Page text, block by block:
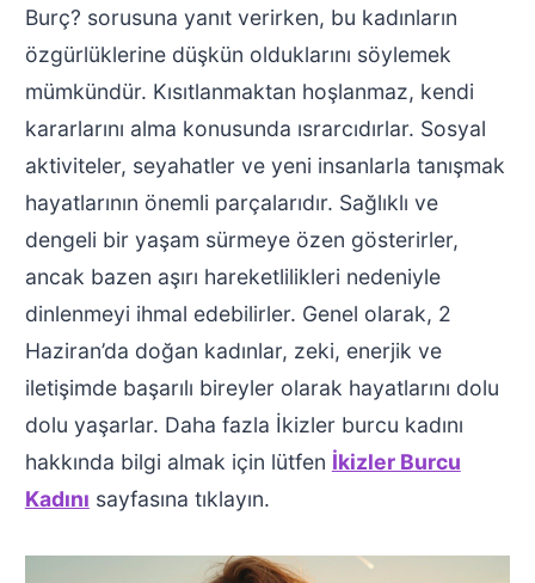
Burç? sorusuna yanıt verirken, bu kadınların
özgürlüklerine düşkün olduklarını söylemek
mümkündür. Kısıtlanmaktan hoşlanmaz, kendi
kararlarını alma konusunda ısrarcıdırlar. Sosyal
aktiviteler, seyahatler ve yeni insanlarla tanışmak
hayatlarının önemli parçalarıdır. Sağlıklı ve
dengeli bir yaşam sürmeye özen gösterirler,
ancak bazen aşırı hareketlilikleri nedeniyle
dinlenmeyi ihmal edebilirler. Genel olarak, 2
Haziran’da doğan kadınlar, zeki, enerjik ve
iletişimde başarılı bireyler olarak hayatlarını dolu
dolu yaşarlar. Daha fazla İkizler burcu kadını
hakkında bilgi almak için lütfen İkizler Burcu
Kadını sayfasına tıklayın.